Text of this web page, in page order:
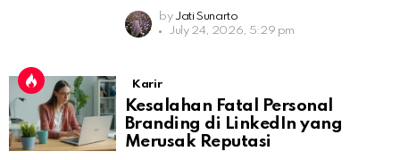
by Jati Sunarto
July 24, 2026, 5:29 pm
Karir
Kesalahan Fatal Personal
Branding di LinkedIn yang
Merusak Reputasi